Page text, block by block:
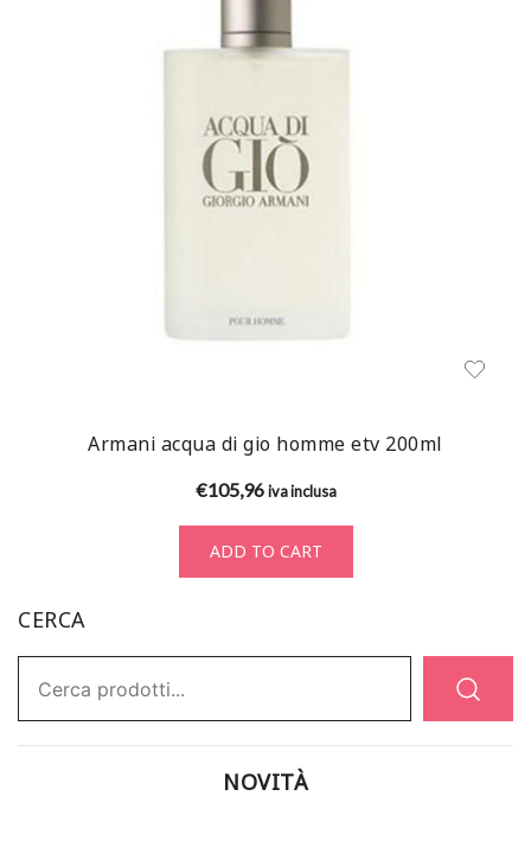
Armani acqua di gio homme etv 200ml
€105,96 iva inclusa
ADD TO CART
CERCA
NOVITÀ